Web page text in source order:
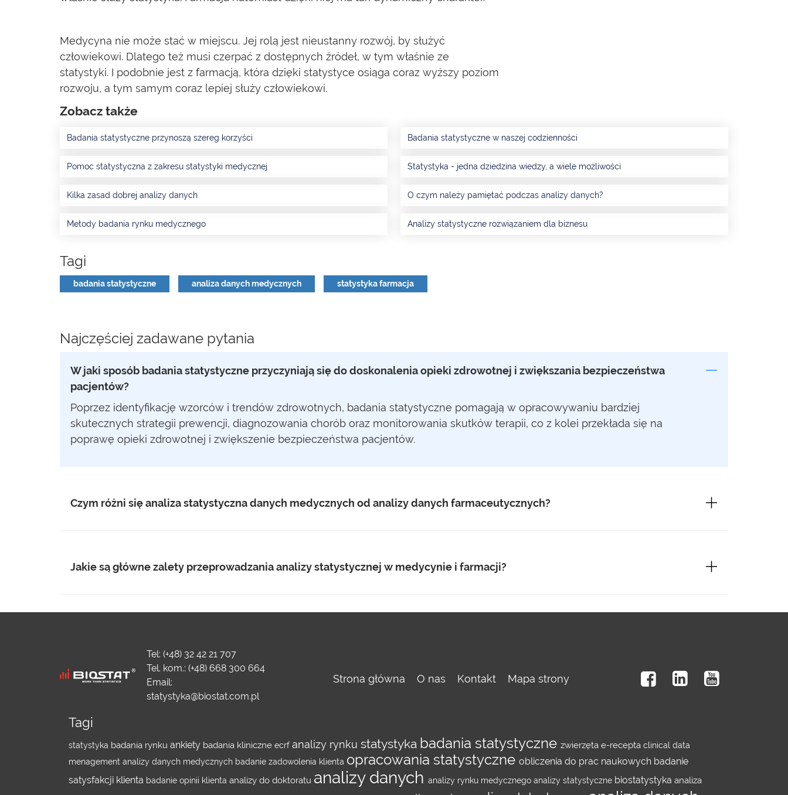
Medycyna nie może stać w miejscu. Jej rolą jest nieustanny rozwój, by służyć
człowiekowi. Dlatego też musi czerpać z dostępnych źródeł, w tym właśnie ze
statystyki. I podobnie jest z farmacją, która dzięki statystyce osiąga coraz wyższy poziom
rozwoju, a tym samym coraz lepiej służy człowiekowi.
Zobacz także
Badania statystyczne przynoszą szereg korzyści Badania statystyczne w naszej codzienności
Pomoc statystyczna z zakresu statystyki medycznej Statystyka - jedna dziedzina wiedzy, a wiele możliwości
Kilka zasad dobrej analizy danych O czym należy pamiętać podczas analizy danych?
Metody badania rynku medycznego Analizy statystyczne rozwiązaniem dla biznesu
Tagi
badania statystyczne analiza danych medycznych statystyka farmacja
Najczęściej zadawane pytania
W jaki sposób badania statystyczne przyczyniają się do doskonalenia opieki zdrowotnej i zwiększania bezpieczeństwa
pacjentów?
Poprzez identyfikację wzorców i trendów zdrowotnych, badania statystyczne pomagają w opracowywaniu bardziej
skutecznych strategii prewencji, diagnozowania chorób oraz monitorowania skutków terapii, co z kolei przekłada się na
poprawę opieki zdrowotnej i zwiększenie bezpieczeństwa pacjentów.
Czym różni się analiza statystyczna danych medycznych od analizy danych farmaceutycznych?
Jakie są główne zalety przeprowadzania analizy statystycznej w medycynie i farmacji?
Tel: (+48) 32 42 21 707
Tel. kom.: (+48) 668 300 664
Email:
statystyka@biostat.com.pl
Strona główna O nas Kontakt Mapa strony
Tagi
statystyka badania rynku ankiety badania kliniczne ecrf analizy rynku statystyka badania statystyczne zwierzęta e-recepta clinical data
menagement analizy danych medycznych badanie zadowolenia klienta opracowania statystyczne obliczenia do prac naukowych badanie
satysfakcji klienta badanie opinii klienta analizy do doktoratu analizy danych analizy rynku medycznego analizy statystyczne biostatystyka analiza